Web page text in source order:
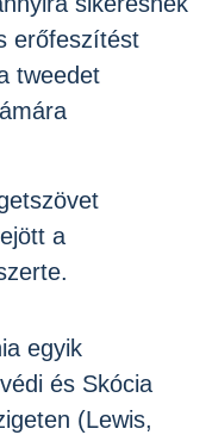
erőfeszítést
tweedet
a
egyik
és Skócia
(Lewis,